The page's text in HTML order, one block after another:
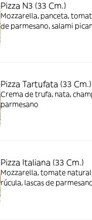
Pizza N3 (33 Cm.)
Mozzarella, panceta,
de parmesano, salami
Pizza Tartufata (33 Cm.)
Crema de trufa, nata,
parmesano
Pizza Italiana (33 Cm.)
Mozzarella, tomate
rúcula, lascas de